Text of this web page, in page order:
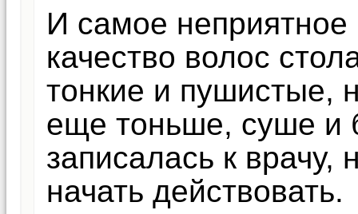
И самое
качество волос
тонкие и пушистые,
еще тоньше, суше и
записалась к врачу,
начать действовать.